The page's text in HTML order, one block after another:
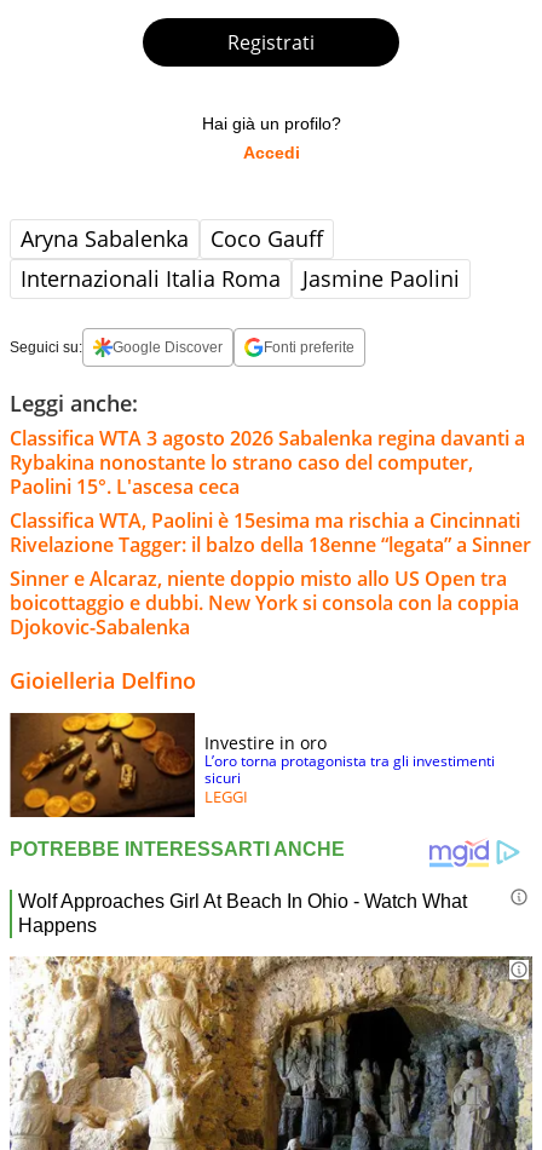
Registrati
Hai già un profilo?
Accedi
Aryna Sabalenka
Coco Gauff
Internazionali Italia Roma
Jasmine Paolini
Seguici su: Google Discover Fonti preferite
Leggi anche:
Classifica WTA 3 agosto 2026 Sabalenka regina davanti a
Rybakina nonostante lo strano caso del computer,
Paolini 15°. L'ascesa ceca
Classifica WTA, Paolini è 15esima ma rischia a Cincinnati
Rivelazione Tagger: il balzo della 18enne “legata” a Sinner
Sinner e Alcaraz, niente doppio misto allo US Open tra
boicottaggio e dubbi. New York si consola con la coppia
Djokovic-Sabalenka
Gioielleria Delfino
Investire in oro
L’oro torna protagonista tra gli investimenti
sicuri
LEGGI